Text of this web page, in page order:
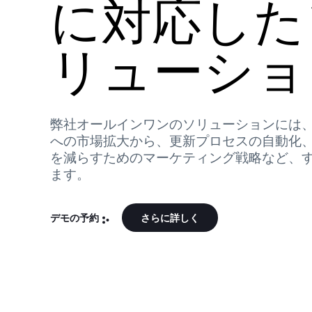
に対応し
リューシ
弊社オールインワンのソリューションには
への市場拡大から、更新プロセスの自動化
を減らすためのマーケティング戦略など、
ます。